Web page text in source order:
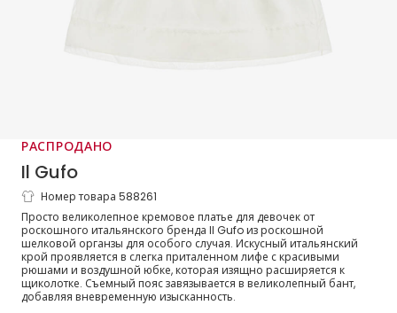
РАСПРОДАНО
Il Gufo
Платье кремовое из шелковой органзы с
рюшами для девочек
Номер товара 588261
Просто великолепное кремовое платье для девочек от
роскошного итальянского бренда Il Gufo из роскошной
шелковой органзы для особого случая. Искусный итальянский
крой проявляется в слегка приталенном лифе с красивыми
рюшами и воздушной юбке, которая изящно расширяется к
щиколотке. Съемный пояс завязывается в великолепный бант,
добавляя вневременную изысканность.